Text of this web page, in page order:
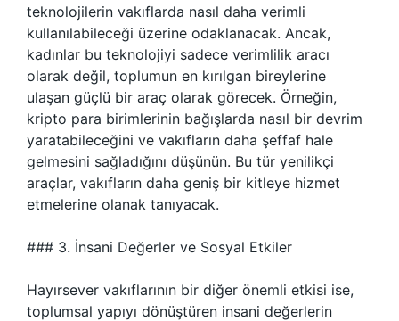
teknolojilerin vakıflarda nasıl daha verimli
kullanılabileceği üzerine odaklanacak. Ancak,
kadınlar bu teknolojiyi sadece verimlilik aracı
olarak değil, toplumun en kırılgan bireylerine
ulaşan güçlü bir araç olarak görecek. Örneğin,
kripto para birimlerinin bağışlarda nasıl bir devrim
yaratabileceğini ve vakıfların daha şeffaf hale
gelmesini sağladığını düşünün. Bu tür yenilikçi
araçlar, vakıfların daha geniş bir kitleye hizmet
etmelerine olanak tanıyacak.
### 3. İnsani Değerler ve Sosyal Etkiler
Hayırsever vakıflarının bir diğer önemli etkisi ise,
toplumsal yapıyı dönüştüren insani değerlerin